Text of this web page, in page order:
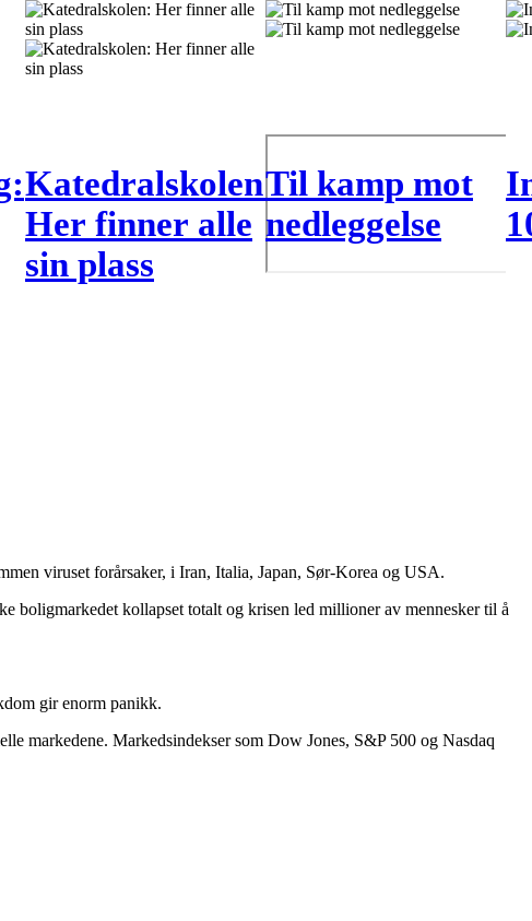
viruset forårsaker, i Iran, Italia, Japan, Sør-Korea og USA.
boligmarkedet kollapset totalt og krisen led millioner av mennesker til å
gir enorm panikk.
markedene. Markedsindekser som Dow Jones, S&P 500 og Nasdaq
Katedralskolen:
Her finner alle
sin plass
Til kamp mot
nedleggelse